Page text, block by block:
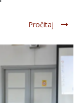
Pročitaj